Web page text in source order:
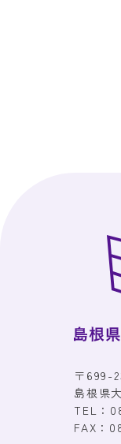
〒699-
島根県
TEL：
FAX：